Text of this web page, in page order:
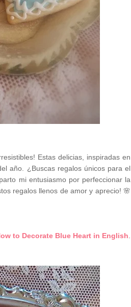
Estas delicias, inspiradas en
año. ¿Buscas regalos únicos para el
mi entusiasmo por perfeccionar la
regalos llenos de amor y aprecio! 🌸
to Decorate Blue Heart in English